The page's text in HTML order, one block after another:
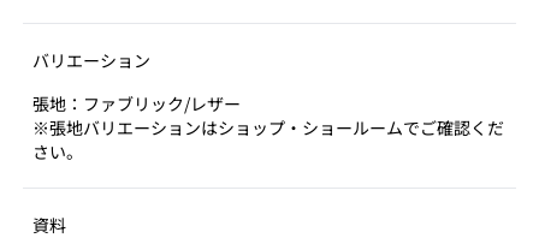
バリエーション
張地：ファブリック/レザー
※張地バリエーションはショップ・ショールームでご確認くだ
さい。
資料